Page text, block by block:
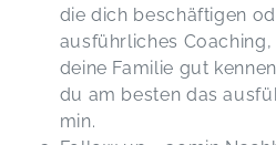
die dich beschäftigen
ausführliches
deine Familie gut
du am besten das
min.